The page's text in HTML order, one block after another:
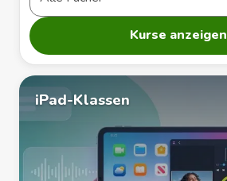
Kurse anzeigen
iPad-Klassen